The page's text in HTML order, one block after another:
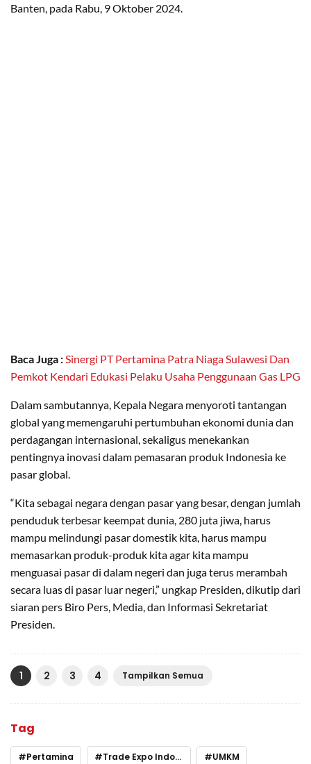
Banten, pada Rabu, 9 Oktober 2024.
Baca Juga : Sinergi PT Pertamina Patra Niaga Sulawesi Dan
Pemkot Kendari Edukasi Pelaku Usaha Penggunaan Gas LPG
Dalam sambutannya, Kepala Negara menyoroti tantangan
global yang memengaruhi pertumbuhan ekonomi dunia dan
perdagangan internasional, sekaligus menekankan
pentingnya inovasi dalam pemasaran produk Indonesia ke
pasar global.
“Kita sebagai negara dengan pasar yang besar, dengan jumlah
penduduk terbesar keempat dunia, 280 juta jiwa, harus
mampu melindungi pasar domestik kita, harus mampu
memasarkan produk-produk kita agar kita mampu
menguasai pasar di dalam negeri dan juga terus merambah
secara luas di pasar luar negeri,” ungkap Presiden, dikutip dari
siaran pers Biro Pers, Media, dan Informasi Sekretariat
Presiden.
1 2 3 4 Tampilkan Semua
Tag
Pertamina Trade Expo Indonesia UMKM